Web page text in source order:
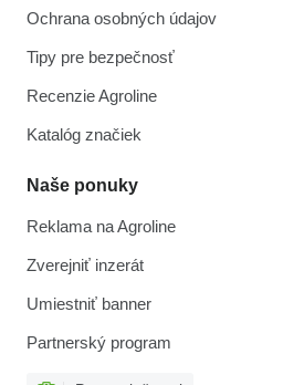
Ochrana osobných údajov
Tipy pre bezpečnosť
Recenzie Agroline
Katalóg značiek
Naše ponuky
Reklama na Agroline
Zverejniť inzerát
Umiestniť banner
Partnerský program